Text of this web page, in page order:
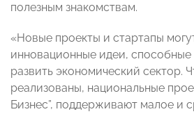
полезным знакомствам.
«Новые проекты и стартапы
инновационные идеи, способные
развить экономический сектор.
реализованы, национальные
Бизнес”, поддерживают малое и